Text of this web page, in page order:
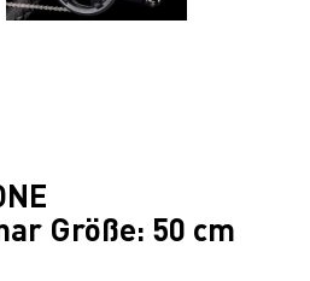
Größe: 50 cm